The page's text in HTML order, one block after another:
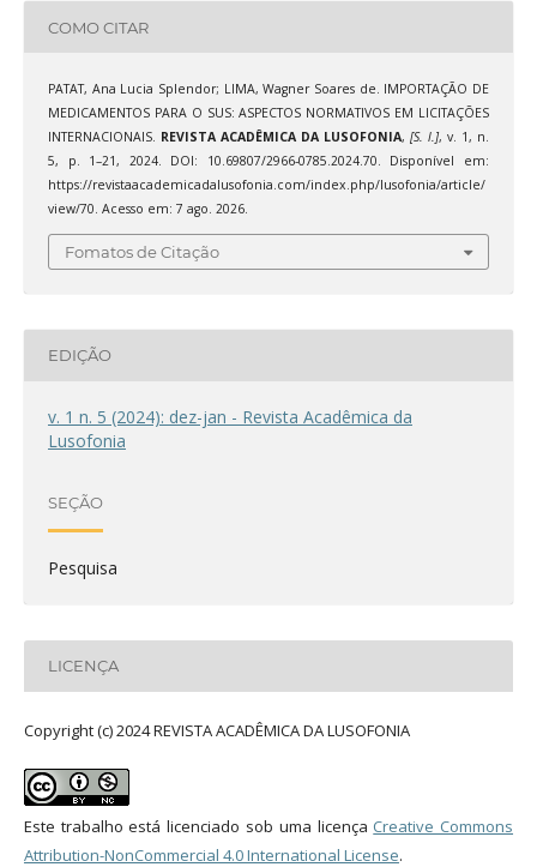
COMO CITAR
PATAT, Ana Lucia Splendor; LIMA, Wagner Soares de. IMPORTAÇÃO DE
MEDICAMENTOS PARA O SUS: ASPECTOS NORMATIVOS EM LICITAÇÕES
INTERNACIONAIS. REVISTA ACADÊMICA DA LUSOFONIA,[S. l.], v. 1, n.
5, p. 1–21, 2024. DOI: 10.69807/2966-0785.2024.70. Disponível em:
https://revistaacademicadalusofonia.com/index.php/lusofonia/article/
view/70. Acesso em: 7 ago. 2026.
Fomatos de Citação
EDIÇÃO
v. 1 n. 5 (2024): dez-jan - Revista Acadêmica da
Lusofonia
SEÇÃO
Pesquisa
LICENÇA
Copyright (c) 2024 REVISTA ACADÊMICA DA LUSOFONIA
Este trabalho está licenciado sob uma licença Creative Commons
Attribution-NonCommercial 4.0 International License.